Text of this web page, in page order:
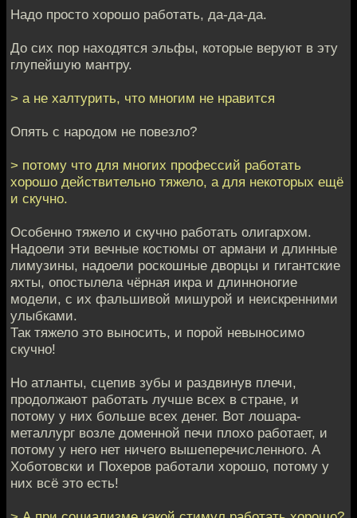
Надо просто хорошо работать, да-да-да.
До сих пор находятся эльфы, которые веруют в эту
глупейшую мантру.
> а не халтурить, что многим не нравится
Опять с народом не повезло?
> потому что для многих профессий работать
хорошо действительно тяжело, а для некоторых ещё
и скучно.
Особенно тяжело и скучно работать олигархом.
Надоели эти вечные костюмы от армани и длинные
лимузины, надоели роскошные дворцы и гигантские
яхты, опостылела чёрная икра и длинноногие
модели, с их фальшивой мишурой и неискренними
улыбками.
Так тяжело это выносить, и порой невыносимо
скучно!
Но атланты, сцепив зубы и раздвинув плечи,
продолжают работать лучше всех в стране, и
потому у них больше всех денег. Вот лошара-
металлург возле доменной печи плохо работает, и
потому у него нет ничего вышеперечисленного. А
Хоботовски и Похеров работали хорошо, потому у
них всё это есть!